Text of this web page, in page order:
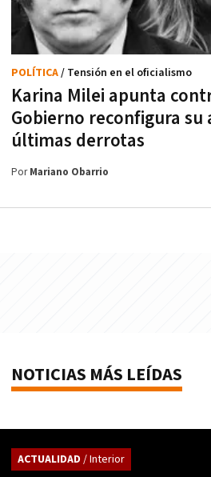
Karina Milei apunta
Gobierno reconfigura su
últimas derrotas
POLÍTICA/ Tensión en el oficialismo
PorMariano Obarrio
NOTICIAS MÁS LEÍDAS
ACTUALIDAD / Interior